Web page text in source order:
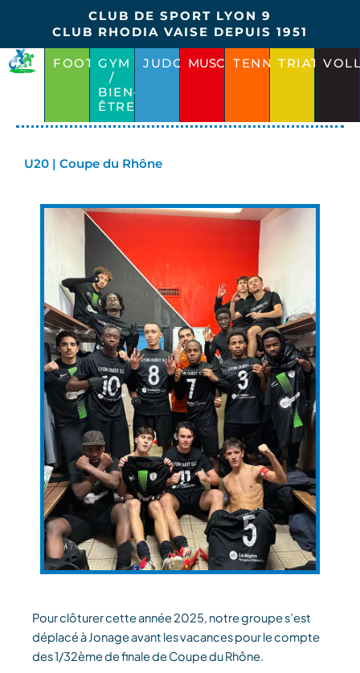
contenu
CLUB DE SPORT LYON 9
CLUB RHODIA VAISE DEPUIS 1951
FOOT GYM
/
BIEN-
ÊTRE
JUDO MUSCU.LIBRE
TENNIS
U20 | Coupe du Rhône
Pour clôturer cette année 2025, notre groupe s’est
déplacé à Jonage avant les vacances pour le compte
des 1/32ème de finale de Coupe du Rhône.